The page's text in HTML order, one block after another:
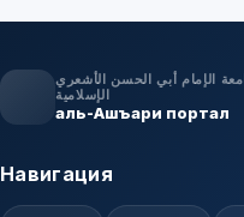
الإمام أبي الحسن الأشعري
الإسلامية
аль-Ашъари портал
Навигация